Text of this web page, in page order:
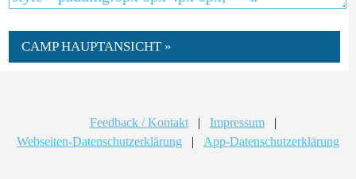
CAMP HAUPTANSICHT »
Feedback / Kontakt | Impressum
|
Webseiten-Datenschutzerklärung
| App-Datenschutzerklärung